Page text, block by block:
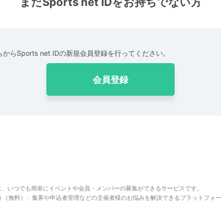
からSports net IDの新規会員登録を行ってください。
会員登録
いつでも簡単にイベントや会員・メンバーの募集ができるサービスです。
無料）、集客や申込者管理などの主催者様のお悩みを解決できるプラットフォー